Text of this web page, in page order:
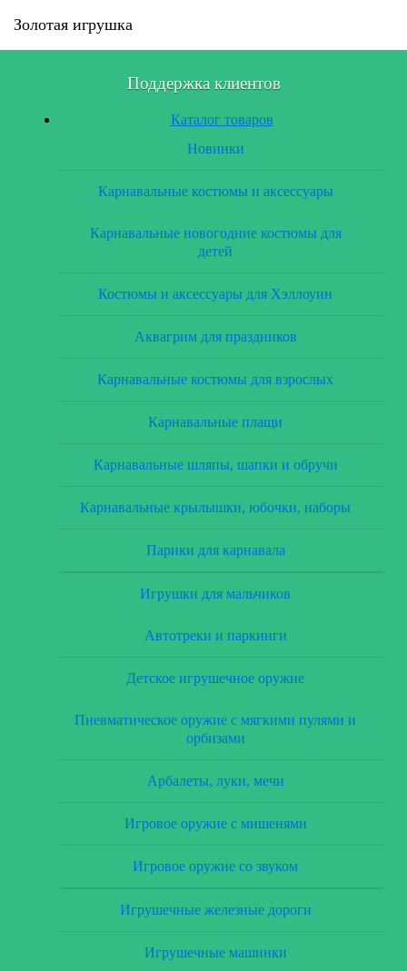
Золотая игрушка
Поддержка клиентов
Каталог товаров
Новинки
Карнавальные костюмы и аксессуары
Карнавальные новогодние костюмы для
детей
Костюмы и аксессуары для Хэллоуин
Аквагрим для праздников
Карнавальные костюмы для взрослых
Карнавальные плащи
Карнавальные шляпы, шапки и обручи
Карнавальные крылышки, юбочки, наборы
Парики для карнавала
Игрушки для мальчиков
Автотреки и паркинги
Детское игрушечное оружие
Пневматическое оружие с мягкими пулями и
орбизами
Арбалеты, луки, мечи
Игровое оружие с мишенями
Игровое оружие со звуком
Игрушечные железные дороги
Игрушечные машинки